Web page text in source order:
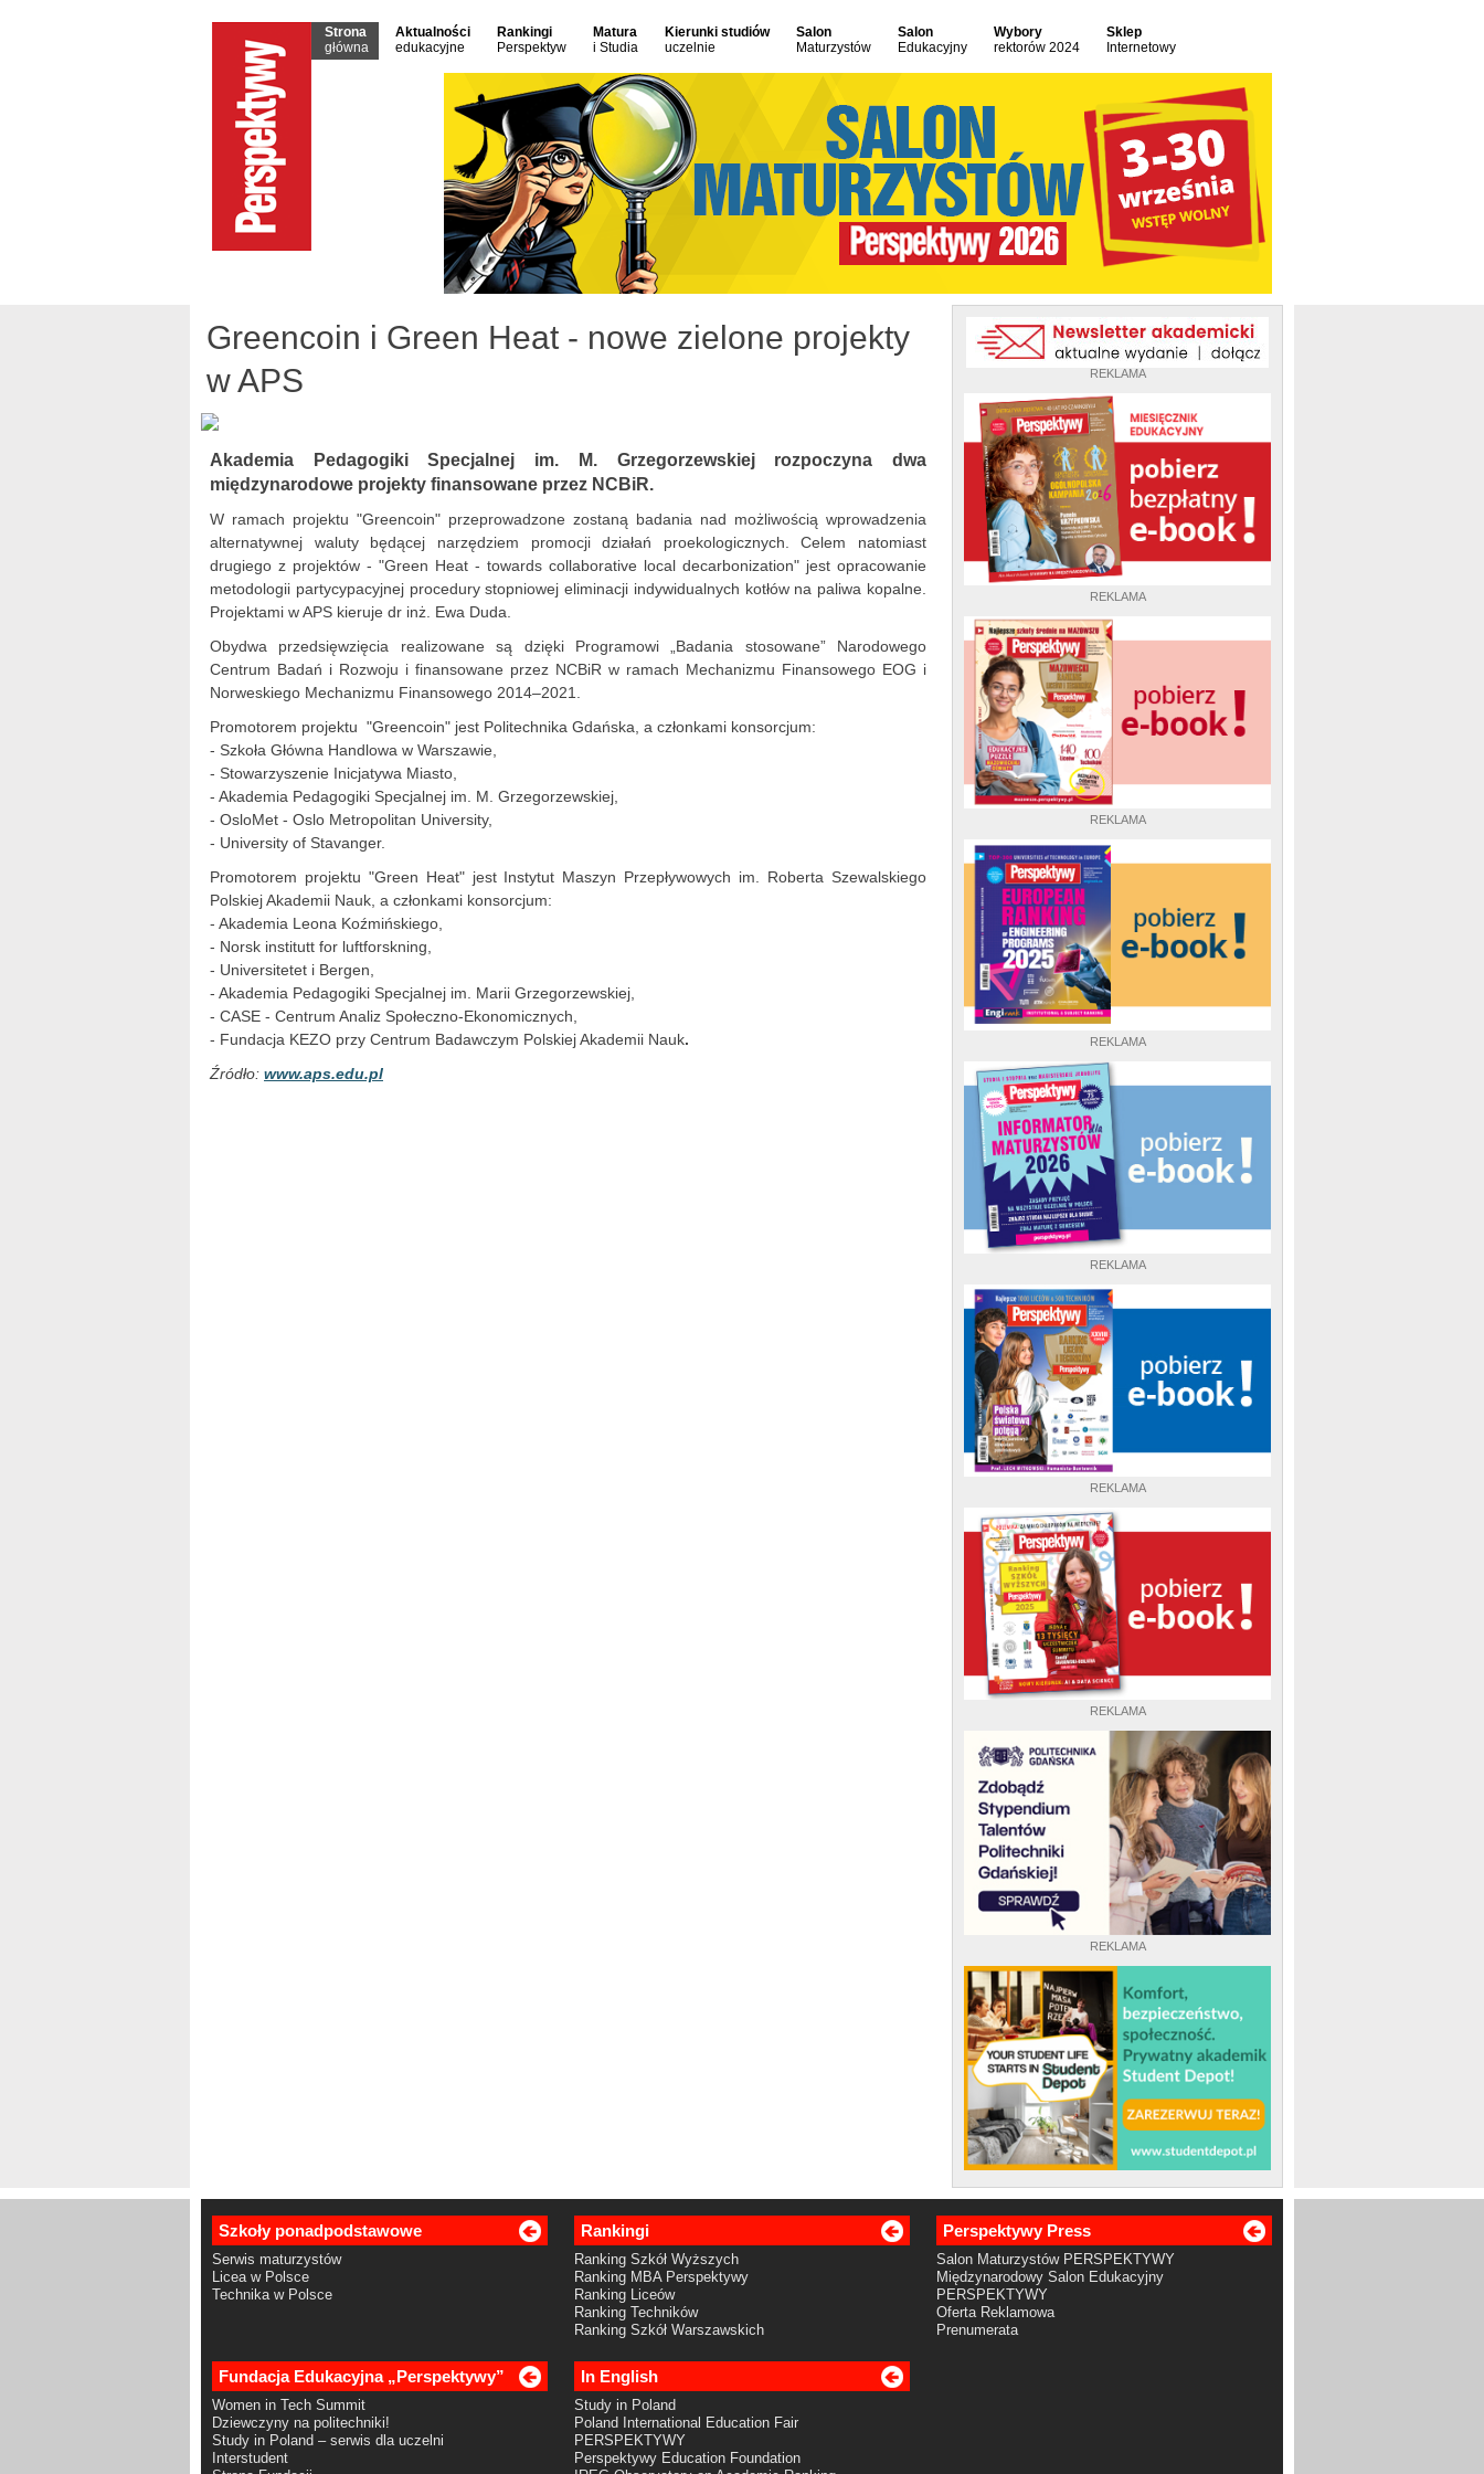
Strona
główna
Aktualności
edukacyjne
Rankingi
Perspektyw
Matura
i Studia
Kierunki studiów
uczelnie
Salon
Maturzystów
Salon
Edukacyjny
Wybory
rektorów 2024
Sklep
Internetowy
REKLAMA
REKLAMA
REKLAMA
REKLAMA
REKLAMA
REKLAMA
REKLAMA
REKLAMA
Greencoin i Green Heat - nowe zielone projekty
w APS
Akademia Pedagogiki Specjalnej im. M. Grzegorzewskiej rozpoczyna dwa
międzynarodowe projekty finansowane przez NCBiR.
W ramach projektu "Greencoin" przeprowadzone zostaną badania nad możliwością wprowadzenia
alternatywnej waluty będącej narzędziem promocji działań proekologicznych. Celem natomiast
drugiego z projektów - "Green Heat - towards collaborative local decarbonization" jest opracowanie
metodologii partycypacyjnej procedury stopniowej eliminacji indywidualnych kotłów na paliwa kopalne.
Projektami w APS kieruje dr inż. Ewa Duda.
Obydwa przedsięwzięcia realizowane są dzięki Programowi „Badania stosowane” Narodowego
Centrum Badań i Rozwoju i finansowane przez NCBiR w ramach Mechanizmu Finansowego EOG i
Norweskiego Mechanizmu Finansowego 2014–2021.
Promotorem projektu "Greencoin" jest Politechnika Gdańska, a członkami konsorcjum:
- Szkoła Główna Handlowa w Warszawie,
- Stowarzyszenie Inicjatywa Miasto,
- Akademia Pedagogiki Specjalnej im. M. Grzegorzewskiej,
- OsloMet - Oslo Metropolitan University,
- University of Stavanger.
Promotorem projektu "Green Heat" jest Instytut Maszyn Przepływowych im. Roberta Szewalskiego
Polskiej Akademii Nauk, a członkami konsorcjum:
- Akademia Leona Koźmińskiego,
- Norsk institutt for luftforskning,
- Universitetet i Bergen,
- Akademia Pedagogiki Specjalnej im. Marii Grzegorzewskiej,
- CASE - Centrum Analiz Społeczno-Ekonomicznych,
- Fundacja KEZO przy Centrum Badawczym Polskiej Akademii Nauk.
Źródło: www.aps.edu.pl
Szkoły ponadpodstawowe
Serwis maturzystów
Licea w Polsce
Technika w Polsce
Rankingi
Ranking Szkół Wyższych
Ranking MBA Perspektywy
Ranking Liceów
Ranking Techników
Ranking Szkół Warszawskich
Perspektywy Press
Salon Maturzystów PERSPEKTYWY
Międzynarodowy Salon Edukacyjny
PERSPEKTYWY
Oferta Reklamowa
Prenumerata
Fundacja Edukacyjna „Perspektywy”
Women in Tech Summit
Dziewczyny na politechniki!
Study in Poland – serwis dla uczelni
Interstudent
In English
Study in Poland
Poland International Education Fair
PERSPEKTYWY
Perspektywy Education Foundation